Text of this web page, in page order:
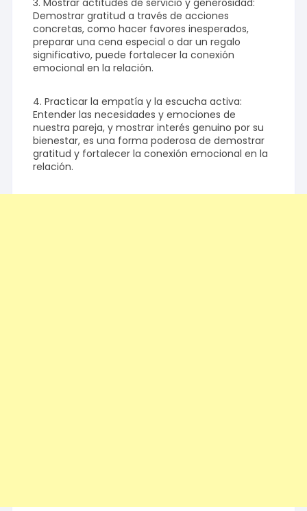
3. Mostrar actitudes de servicio y generosidad:
Demostrar gratitud a través de acciones
concretas, como hacer favores inesperados,
preparar una cena especial o dar un regalo
significativo, puede fortalecer la conexión
emocional en la relación.
4. Practicar la empatía y la escucha activa:
Entender las necesidades y emociones de
nuestra pareja, y mostrar interés genuino por su
bienestar, es una forma poderosa de demostrar
gratitud y fortalecer la conexión emocional en la
relación.